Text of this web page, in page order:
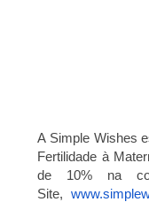
A Simple Wishes
Fertilidade à
de 10% na
Site,